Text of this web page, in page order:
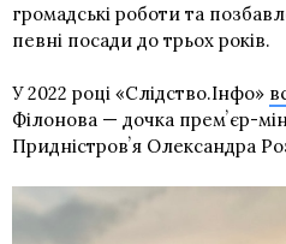
громадські роботи та
певні посади до трьох років.
У 2022 році «Слідство.Інфо»
Філонова — дочка премʼєр-
Придністровʼя Олександра